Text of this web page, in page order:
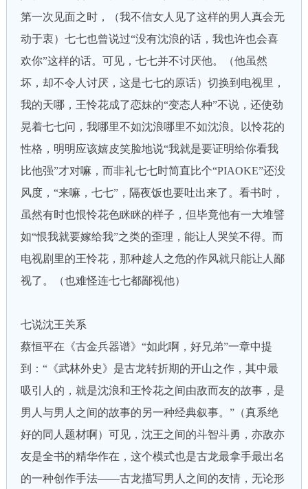
第一次见面之时，（我不信女人见了这样的男人真会无
动于衷）七七也曾说过“没有沈浪的话，我也许也会喜
欢你”这样的话。可见，七七并不讨厌他。（他虽然
坏，却不令人讨厌，这是七七的原话）切换到电视里，
我的天哪，王怜花成了恋妹的“变态人种”不说，还使劲
晃着七七问，我哪里不如沈浪哪里不如沈浪。以怜花的
性格，明明应该嬉皮笑脸地说“我就是要证明给你看我
比他强”才对嘛，而非礼七七时简直比个“PIAOKE”还没
风度，“来嘛，七七”，隔夜饭也要吐出来了。看书时，
虽然有时也恨怜花色眯眯的样子，但毕竟他有一大堆譬
如“恨我就要嫁给我”之类的歪理，能让人哭笑不得。而
电视剧里的王怜花，那种趁人之危的作风就只能让人鄙
视了。（也难怪连七七都鄙视他）
七说沈王关系
蔡恒平在《古金兵器谱》“如此啊，好兄弟”一章中提
到：“《武林外史》是古龙转折期的开山之作，其中最
吸引人的，就是沈浪和王怜花之间由敌而友的故事，是
男人与男人之间的故事的另一种经典叙事。”（真系绝
好的同人题材啊）可见，沈王之间的斗智斗勇，亦敌亦
友是全书的精华作在，这个模式也是古龙最拿手最出名
的一种创作手法——古龙描写男人之间的友情，无论形